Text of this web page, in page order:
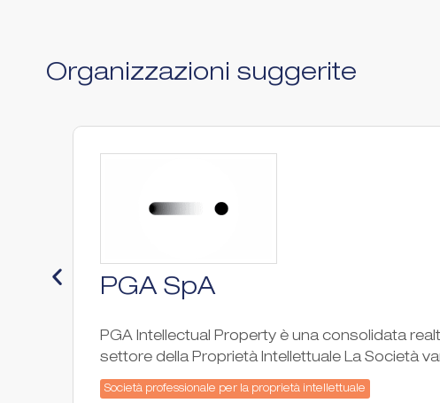
Organizzazioni suggerite
PGA SpA
PGA Intellectual Property è una consolidata
settore della Proprietà Intellettuale La Società
Società professionale per la proprietà intellettuale